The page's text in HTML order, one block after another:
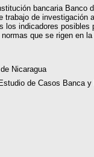
bancaria Banco
de investigación
indicadores posibles
que se rigen en
Nicaragua
de Casos Banca